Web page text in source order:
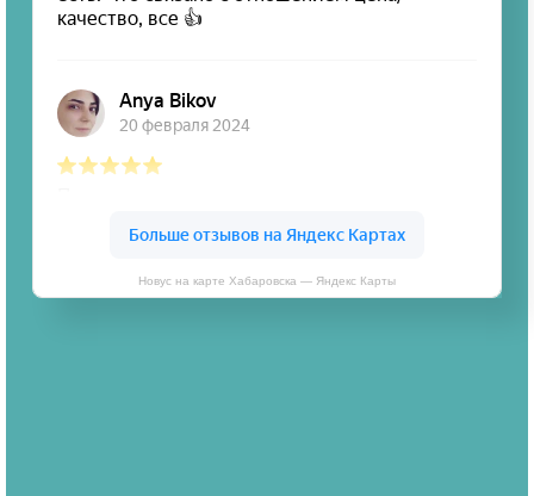
Новус на карте Хабаровска — Яндекс Карты